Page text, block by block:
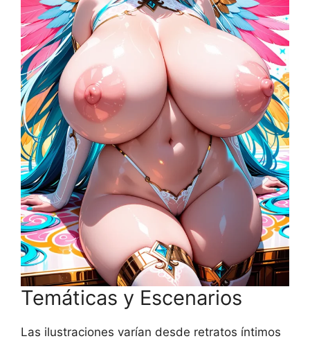
Temáticas y Escenarios
Las ilustraciones varían desde retratos íntimos